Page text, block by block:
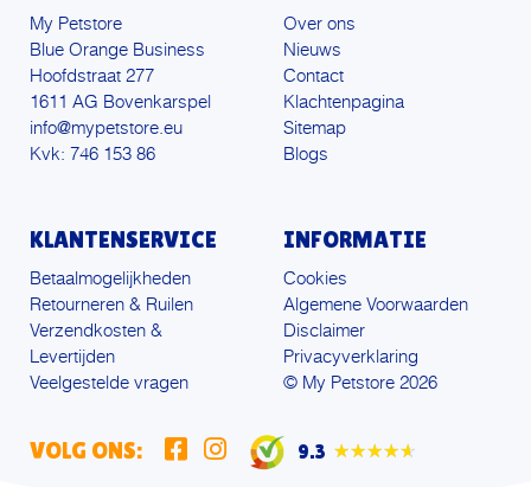
My Petstore
Blue Orange Business
Hoofdstraat 277
1611 AG Bovenkarspel
info@mypetstore.eu
Kvk: 746 153 86
Over ons
Nieuws
Contact
Klachtenpagina
Sitemap
Blogs
KLANTENSERVICE
Betaalmogelijkheden
Retourneren & Ruilen
Verzendkosten &
Levertijden
Veelgestelde vragen
INFORMATIE
Cookies
Algemene Voorwaarden
Disclaimer
Privacyverklaring
© My Petstore 2026
VOLG ONS: 9.3 ★★★★★